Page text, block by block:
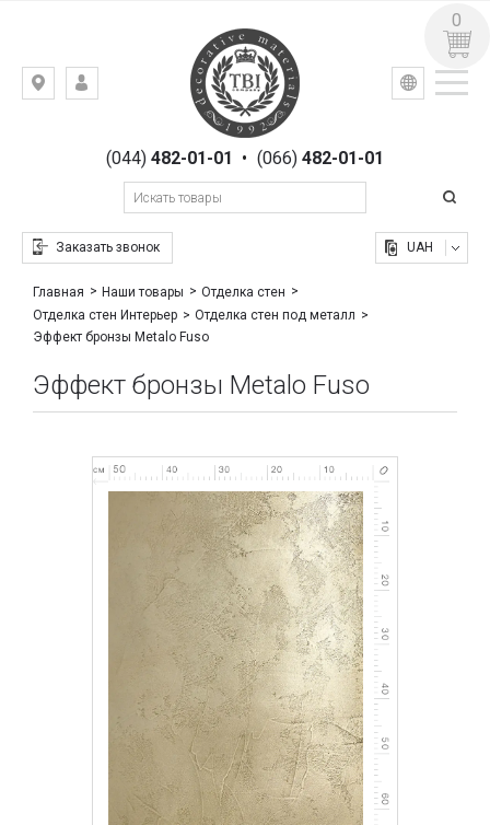
Киев,
Гоголевская,(044)482-01-01 • (066) 482-01-01
Заказать звонок
УКР РУС
UAH
0
Главная Наши товары
Отделка стен
Отделка стен Интерьер
Отделка стен под металл
Эффект бронзы Metalo Fuso
Эффект бронзы Metalo Fuso